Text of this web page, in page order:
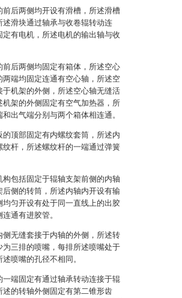
后两侧均开设有滑槽，所述滑槽
述滑块通过轴承与收卷辊转动连
有电机，所述电机的输出轴与收
后两侧均固定有箱体，所述空心
两端均固定连通有空心轴，所述空
机架的外侧，所述空心轴无缝活
架的外侧固定有空气加热器，所
出气端分别与两个箱体相连通。
顶部固定有内螺纹套筒，所述内
杆，所述螺纹杆的一端通过弹簧
包括固定于辊轴支架前侧的内轴
侧的转筒，所述内轴内开设有输
均匀开设有处于同一直线上的出胶
通有进胶管。
无缝套接于内轴的外侧，所述转
三排的喷嘴，每排所述喷嘴处于
喷嘴的孔径不相同。
端固定有通过轴承转动连接于辊
的转轴外侧固定有第二锥形齿